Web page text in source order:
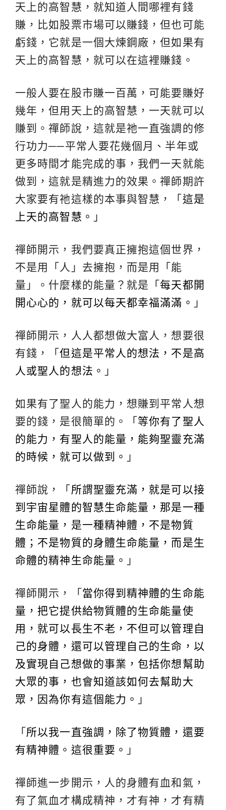
天上的高智慧，就知道人間哪裡有錢
賺，比如股票市場可以賺錢，但也可能
虧錢，它就是一個大煉鋼廠，但如果有
天上的高智慧，就可以在這裡賺錢。
一般人要在股市賺一百萬，可能要賺好
幾年，但用天上的高智慧，一天就可以
賺到。禪師說，這就是祂一直強調的修
行功力──平常人要花幾個月、半年或
更多時間才能完成的事，我們一天就能
做到，這就是精進力的效果。禪師期許
大家要有祂這樣的本事與智慧，「 這是
上天的高智慧。 」
禪師開示，我們要真正擁抱這個世界，
不是用「人」去擁抱，而是用「能
量」。什麼樣的能量？就是「每天都開
開心心的，就可以每天都幸福滿滿。 」
禪師開示，人人都想做大富人，想要很
有錢，「但這是平常人的想法，不是高
人或聖人的想法。 」
如果有了聖人的能力，想賺到平常人想
要的錢，是很簡單的。「 等你有了聖人
的能力，有聖人的能量，能夠聖靈充滿
的時候，就可以做到。 」
禪師說，「 所謂聖靈充滿，就是可以接
到宇宙星體的智慧生命能量，那是一種
生命能量，是一種精神體，不是物質
體；不是物質的身體生命能量，而是生
命體的精神生命能量。 」
禪師開示，「 當你得到精神體的生命能
量，把它提供給物質體的生命能量使
用，就可以長生不老，不但可以管理自
己的身體，還可以管理自己的生命，以
及實現自己想做的事業，包括你想幫助
大眾的事，也會知道該如何去幫助大
眾，因為你有這個能力。 」
「 所以我一直強調，除了物質體，還要
有精神體。這很重要。 」
禪師進一步開示，人的身體有血和氣，
有了氣血才構成精神，才有神，才有精